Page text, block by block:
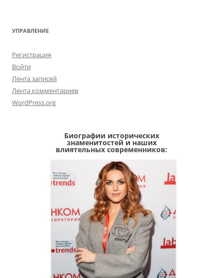
УПРАВЛЕНИЕ
Регистрация
Войти
Лента записей
Лента комментариев
WordPress.org
Биографии исторических
знаменитостей и наших
влиятельных современников: